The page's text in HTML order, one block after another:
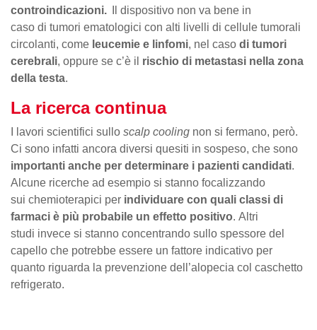
controindicazioni. Il dispositivo non va bene in
caso di tumori ematologici con alti livelli di cellule tumorali
circolanti, come leucemie e linfomi, nel caso di tumori
cerebrali, oppure se c’è il rischio di metastasi nella zona
della testa.
La ricerca continua
I lavori scientifici sullo scalp cooling non si fermano, però.
Ci sono infatti ancora diversi quesiti in sospeso, che sono
importanti anche per determinare i pazienti candidati.
Alcune ricerche ad esempio si stanno focalizzando
sui chemioterapici per individuare con quali classi di
farmaci è più probabile un effetto positivo. Altri
studi invece si stanno concentrando sullo spessore del
capello che potrebbe essere un fattore indicativo per
quanto riguarda la prevenzione dell’alopecia col caschetto
refrigerato.